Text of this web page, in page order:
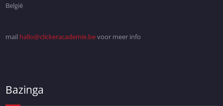
België
mail hallo@clickeracademie.bevoor meer info
Bazinga